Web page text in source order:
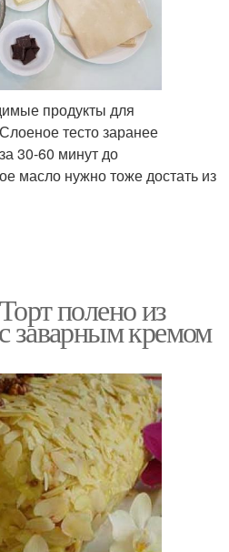
продукты для
тесто заранее
30-60 минут до
масло нужно тоже достать из
полено из
заварным кремом